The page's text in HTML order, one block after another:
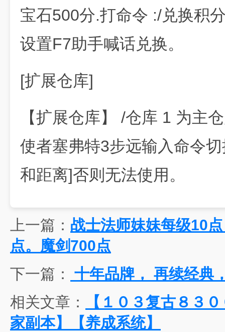
宝石500分.打命令 :/兑换积
设置F7助手喊话兑换。
[扩展仓库]
【扩展仓库】 /仓库 1 为主
使者塞弗特3步远输入命令
和距离]否则无法使用。
上一篇： 战士法师妹妹每级10
点。魔剑700点
下一篇：
十年品牌， 再续经典
相关文章：
【１０３复古８３
家副本】【养成系统】